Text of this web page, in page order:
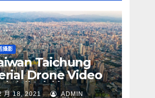
攝影
Taichung
Drone Video
七期 空拍
月 18, 2021 ADMIN